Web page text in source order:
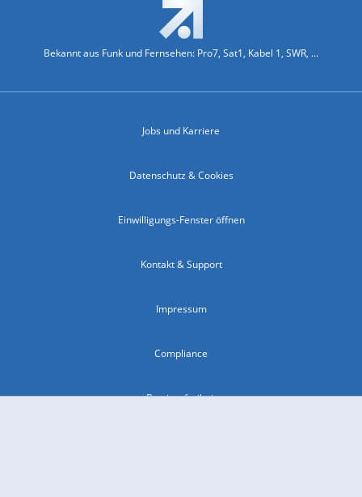
Bekannt aus Funk und Fernsehen: Pro7, Sat1, Kabel 1, SWR, ...
Jobs und Karriere
Datenschutz & Cookies
Einwilligungs-Fenster öffnen
Kontakt & Support
Impressum
Compliance
Barrierefreiheit